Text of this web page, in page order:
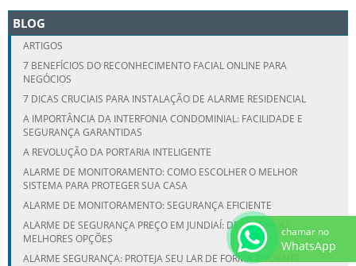
BLOG
ARTIGOS
7 BENEFÍCIOS DO RECONHECIMENTO FACIAL ONLINE PARA
NEGÓCIOS
7 DICAS CRUCIAIS PARA INSTALAÇÃO DE ALARME RESIDENCIAL
A IMPORTÂNCIA DA INTERFONIA CONDOMINIAL: FACILIDADE E
SEGURANÇA GARANTIDAS
A REVOLUÇÃO DA PORTARIA INTELIGENTE
ALARME DE MONITORAMENTO: COMO ESCOLHER O MELHOR
SISTEMA PARA PROTEGER SUA CASA
ALARME DE MONITORAMENTO: SEGURANÇA EFICIENTE
ALARME DE SEGURANÇA PREÇO EM JUNDIAÍ: DESCUBRA AS
MELHORES OPÇÕES
ALARME SEGURANÇA: PROTEJA SEU LAR DE FORMA EFICIENTE
chamar no
WhatsApp